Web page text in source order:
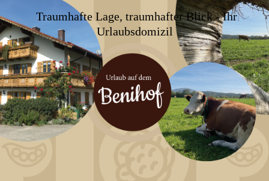
Traumhafte Lage, traumhafter Blick - Ihr
Urlaubsdomizil